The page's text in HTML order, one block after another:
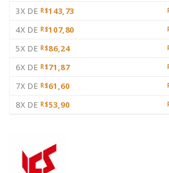
3X DE R$143,73
4X DE R$107,80
5X DE R$86,24
6X DE R$71,87
7X DE R$61,60
8X DE R$53,90